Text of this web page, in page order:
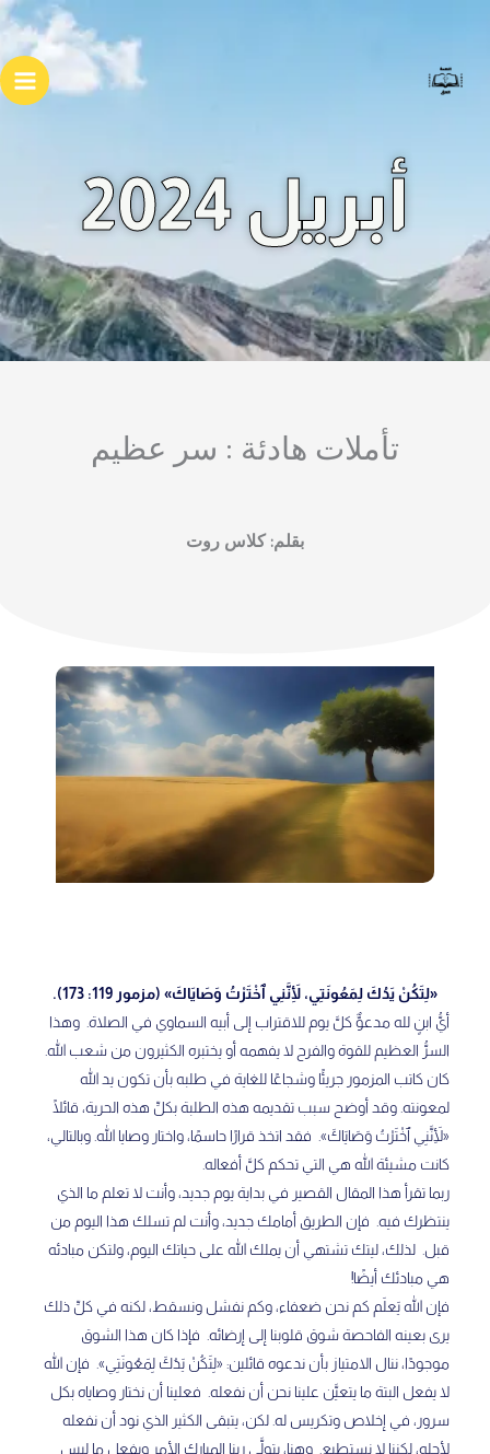
المحتوى
أبريل 2024
تأملات هادئة : سر عظيم
بقلم: كلاس روت
«لِتَكُنْ يَدُكَ لِمَعُونَتِي، لِأَنَّنِي ٱخْتَرْتُ وَصَايَاكَ» (مزمور 119: 173).
أيُّ ابنٍ لله مدعوٌّ كلَّ يوم للاقتراب إلى أبيه السماوي في الصلاة. وهذا
السرُّ العظيم للقوة والفرح لا يفهمه أو يختبره الكثيرون من شعب الله.
كان كاتب المزمور جريئًا وشجاعًا للغاية في طلبه بأن تكون يد الله
لمعونته. وقد أوضح سبب تقديمه هذه الطلبة بكلِّ هذه الحرية، قائلًا
«لِأَنَّنِي ٱخْتَرْتُ وَصَايَاكَ». فقد اتخذ قرارًا حاسمًا، واختار وصايا الله. وبالتالي،
كانت مشيئة الله هي التي تحكم كلَّ أفعاله.
ربما تقرأ هذا المقال القصير في بداية يوم جديد، وأنت لا تعلم ما الذي
ينتظرك فيه. فإن الطريق أمامك جديد، وأنت لم تسلك هذا اليوم من
قبل. لذلك، ليتك تشتهي أن يملك الله على حياتك اليوم، ولتكن مبادئه
هي مبادئك أيضًا!
فإن الله يَعلَم كم نحن ضعفاء، وكم نفشل ونسقط، لكنه في كلِّ ذلك
يرى بعينه الفاحصة شوق قلوبنا إلى إرضائه. فإذا كان هذا الشوق
موجودًا، ننال الامتياز بأن ندعوه قائلين: «لِتَكُنْ يَدُكَ لِمَعُونَتِي». فإن الله
لا يفعل البتة ما يتعيَّن علينا نحن أن نفعله. فعلينا أن نختار وصاياه بكل
سرور، في إخلاص وتكريس له. لكن، يتبقى الكثير الذي نود أن نفعله
لأجله، لكننا لا نستطيع. وهنا، يتولَّى ربنا المبارك الأمر ويفعل ما ليس